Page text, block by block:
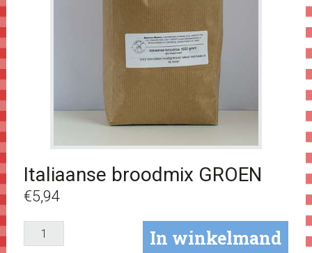
Italiaanse broodmix GROEN
€5,94
Italiaanse
broodmix
In winkelmand